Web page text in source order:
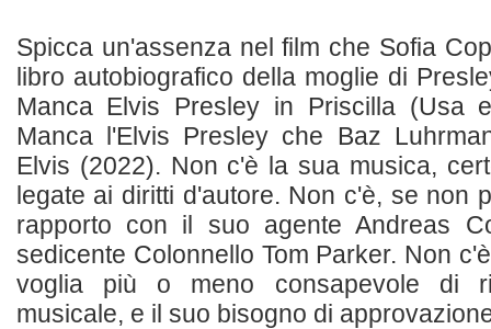
Spicca un'assenza nel film che Sofia
libro autobiografico della moglie di
Manca Elvis Presley in Priscilla (Usa
Manca l'Elvis Presley che Baz
Elvis (2022). Non c'è la sua musica,
legate ai diritti d'autore. Non c'è, se non
rapporto con il suo agente Andreas
sedicente Colonnello Tom Parker. Non
voglia più o meno consapevole di
musicale, e il suo bisogno di